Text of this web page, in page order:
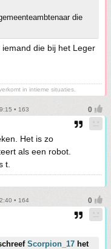
die
die bij het Leger
in intieme situaties.
• 163
Het is zo
als een robot.
t.
• 164
Scorpion_17 het